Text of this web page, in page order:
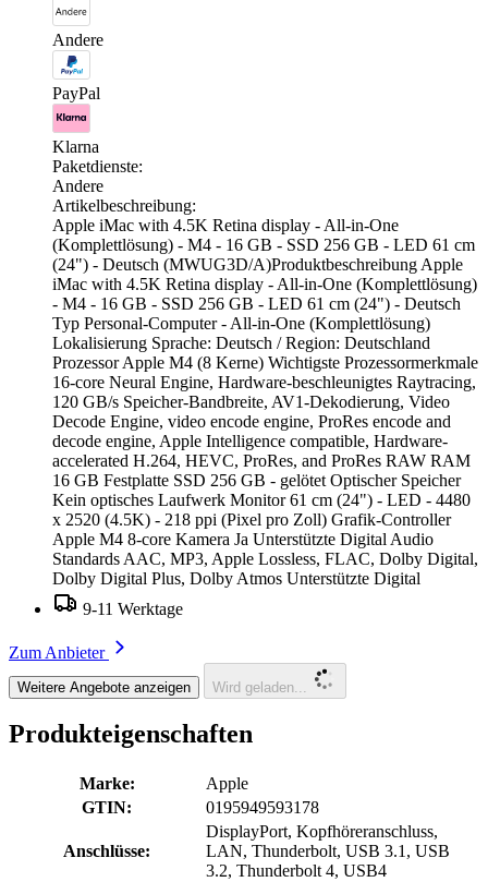
Andere
PayPal
Klarna
Paketdienste:
Andere
Artikelbeschreibung:
Apple iMac with 4.5K Retina display - All-in-One
(Komplettlösung) - M4 - 16 GB - SSD 256 GB - LED 61 cm
(24") - Deutsch (MWUG3D/A)Produktbeschreibung Apple
iMac with 4.5K Retina display - All-in-One (Komplettlösung)
- M4 - 16 GB - SSD 256 GB - LED 61 cm (24") - Deutsch
Typ Personal-Computer - All-in-One (Komplettlösung)
Lokalisierung Sprache: Deutsch / Region: Deutschland
Prozessor Apple M4 (8 Kerne) Wichtigste Prozessormerkmale
16-core Neural Engine, Hardware-beschleunigtes Raytracing,
120 GB/s Speicher-Bandbreite, AV1-Dekodierung, Video
Decode Engine, video encode engine, ProRes encode and
decode engine, Apple Intelligence compatible, Hardware-
accelerated H.264, HEVC, ProRes, and ProRes RAW RAM
16 GB Festplatte SSD 256 GB - gelötet Optischer Speicher
Kein optisches Laufwerk Monitor 61 cm (24") - LED - 4480
x 2520 (4.5K) - 218 ppi (Pixel pro Zoll) Grafik-Controller
Apple M4 8-core Kamera Ja Unterstützte Digital Audio
Standards AAC, MP3, Apple Lossless, FLAC, Dolby Digital,
Dolby Digital Plus, Dolby Atmos Unterstützte Digital
9-11 Werktage
Zum Anbieter
Weitere Angebote anzeigen Wird geladen...
Produkteigenschaften
Marke:
Apple
GTIN:
0195949593178
Anschlüsse:
DisplayPort, Kopfhöreranschluss,
LAN, Thunderbolt, USB 3.1, USB
3.2, Thunderbolt 4, USB4